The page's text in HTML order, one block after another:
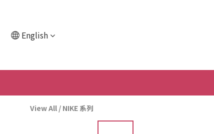
English
View All / NIKE 系列